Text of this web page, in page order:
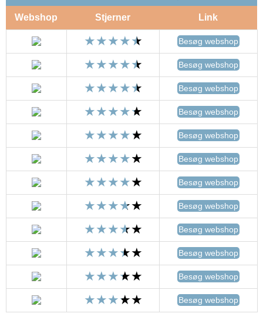
Webshop Stjerner Link
Besøg webshop
Besøg webshop
Besøg webshop
Besøg webshop
Besøg webshop
Besøg webshop
Besøg webshop
Besøg webshop
Besøg webshop
Besøg webshop
Besøg webshop
Besøg webshop